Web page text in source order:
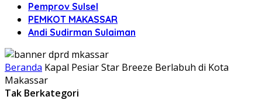
Pemprov Sulsel
PEMKOT MAKASSAR
Andi Sudirman Sulaiman
Beranda Kapal Pesiar Star Breeze Berlabuh di Kota
Makassar
Tak Berkategori